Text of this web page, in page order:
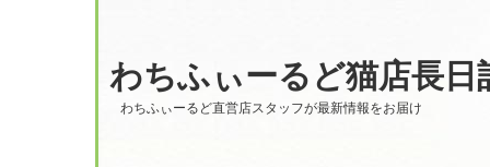
わちふぃーるど猫店長日
わちふぃーるど直営店スタッフが最新情報をお届け